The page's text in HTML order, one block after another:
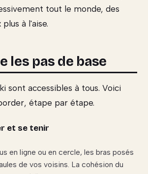
tout le monde, des
à l'aise.
les pas de base
sont accessibles à tous. Voici
étape par étape.
et se tenir
en ligne ou en cercle, les bras posés
de vos voisins. La cohésion du